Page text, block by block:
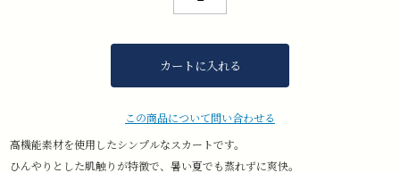
カートに入れる
この商品について問い合わせる
高機能素材を使用したシンプルなスカートです。
ひんやりとした肌触りが特徴で、暑い夏でも蒸れずに爽快。